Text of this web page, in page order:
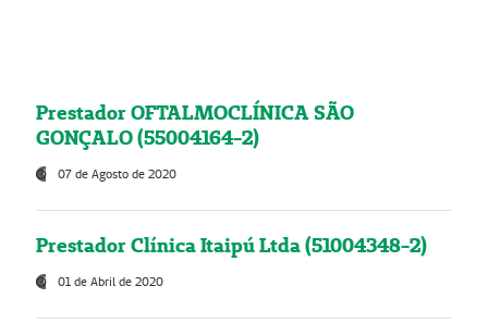
Prestador OFTALMOCLÍNICA SÃO
GONÇALO (55004164-2)
07 de Agosto de 2020
Prestador Clínica Itaipú Ltda (51004348-2)
01 de Abril de 2020